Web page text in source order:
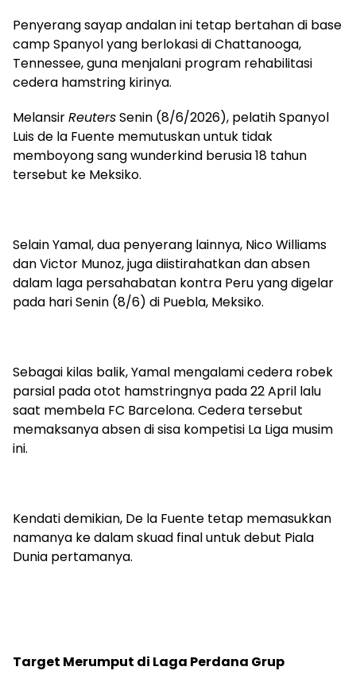
Penyerang sayap andalan ini tetap bertahan di base
camp Spanyol yang berlokasi di Chattanooga,
Tennessee, guna menjalani program rehabilitasi
cedera hamstring kirinya.
MelansirReutersSenin (8/6/2026), pelatih Spanyol
Luis de la Fuente memutuskan untuk tidak
memboyong sang wunderkind berusia 18 tahun
tersebut ke Meksiko.
Selain Yamal, dua penyerang lainnya, Nico Williams
dan Victor Munoz, juga diistirahatkan dan absen
dalam laga persahabatan kontra Peru yang digelar
pada hari Senin (8/6) di Puebla, Meksiko.
Sebagai kilas balik, Yamal mengalami cedera robek
parsial pada otot hamstringnya pada 22 April lalu
saat membela FC Barcelona. Cedera tersebut
memaksanya absen di sisa kompetisi La Liga musim
ini.
Kendati demikian, De la Fuente tetap memasukkan
namanya ke dalam skuad final untuk debut Piala
Dunia pertamanya.
Target Merumput di Laga Perdana Grup